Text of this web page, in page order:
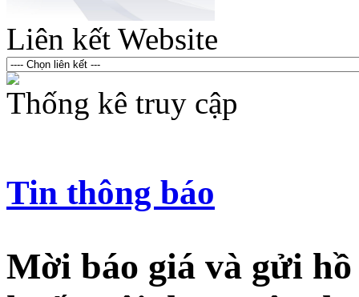
Liên kết Website
Thống kê truy cập
Tin thông báo
Mời báo giá và gửi